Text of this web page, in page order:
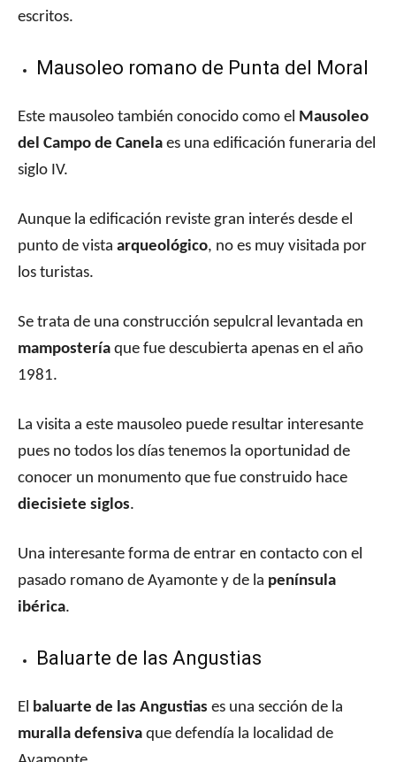
escritos.
Mausoleo romano de Punta del Moral
Este mausoleo también conocido como el Mausoleo
del Campo de Canela es una edificación funeraria del
siglo IV.
Aunque la edificación reviste gran interés desde el
punto de vista arqueológico, no es muy visitada por
los turistas.
Se trata de una construcción sepulcral levantada en
mampostería que fue descubierta apenas en el año
1981.
La visita a este mausoleo puede resultar interesante
pues no todos los días tenemos la oportunidad de
conocer un monumento que fue construido hace
diecisiete siglos.
Una interesante forma de entrar en contacto con el
pasado romano de Ayamonte y de la península
ibérica.
Baluarte de las Angustias
El baluarte de las Angustias es una sección de la
muralla defensiva que defendía la localidad de